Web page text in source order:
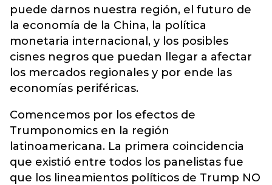
puede darnos nuestra región, el futuro de
la economía de la China, la política
monetaria internacional, y los posibles
cisnes negros que puedan llegar a afectar
los mercados regionales y por ende las
economías periféricas.
Comencemos por los efectos de
Trumponomics en la región
latinoamericana. La primera coincidencia
que existió entre todos los panelistas fue
que los lineamientos políticos de Trump NO